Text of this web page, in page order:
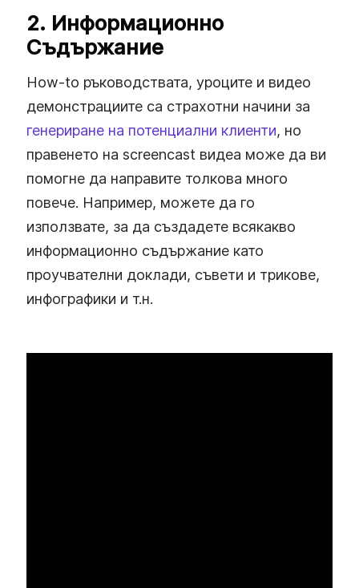
2. Информационно
Съдържание
How-to ръководствата, уроците и видео
демонстрациите са страхотни начини за
генериране на потенциални клиенти, но
правенето на screencast видеа може да ви
помогне да направите толкова много
повече. Например, можете да го
използвате, за да създадете всякакво
информационно съдържание като
проучвателни доклади, съвети и трикове,
инфографики и т.н.